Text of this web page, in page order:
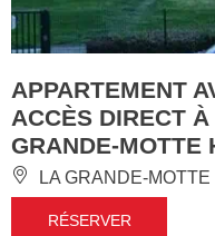
APPARTEMENT
ACCÈS DIRECT
GRANDE-MOTTE
LA GRANDE-MOTTE
RÉSERVER